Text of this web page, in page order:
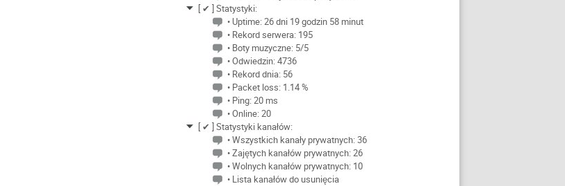
[ ✔ ] Statystyki:
• Uptime: 26 dni 19 godzin 58 minut
• Rekord serwera: 195
• Boty muzyczne: 5/5
• Odwiedzin: 4736
• Rekord dnia: 56
• Packet loss: 1.14 %
• Ping: 20 ms
• Online: 20
[ ✔ ] Statystyki kanałów:
• Wszystkich kanały prywatnych: 36
• Zajętych kanałów prywatnych: 26
• Wolnych kanałów prywatnych: 10
• Lista kanałów do usunięcia